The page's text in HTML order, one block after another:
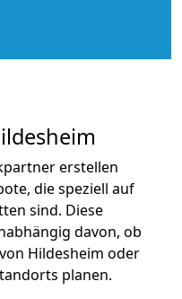
erstellen
die speziell auf
sind. Diese
davon, ob
Hildesheim oder
planen.